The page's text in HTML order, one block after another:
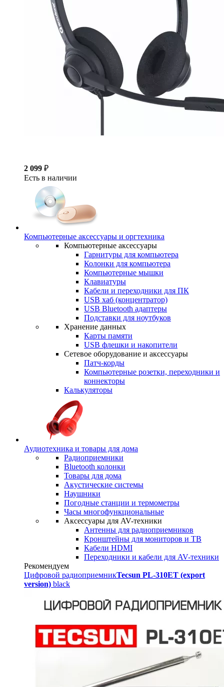
2 099 ₽
Есть в наличии
Компьютерные аксессуары и оргтехника
Компьютерные аксессуары
Гарнитуры для компьютера
Колонки для компьютера
Компьютерные мышки
Клавиатуры
Кабели и переходники для ПК
USB хаб (концентратор)
USB Bluetooth адаптеры
Подставки для ноутбуков
Хранение данных
Карты памяти
USB флешки и накопители
Сетевое оборудование и аксессуары
Патч-корды
Компьютерные розетки, переходники и
коннекторы
Калькуляторы
Аудиотехника и товары для дома
Радиоприемники
Bluetooth колонки
Товары для дома
Акустические системы
Наушники
Погодные станции и термометры
Часы многофункциональные
Аксессуары для AV-техники
Антенны для радиоприемников
Кронштейны для мониторов и ТВ
Кабели HDMI
Переходники и кабели для AV-техники
Рекомендуем
Цифровой радиоприемникTecsun PL-310ET (export
version) black